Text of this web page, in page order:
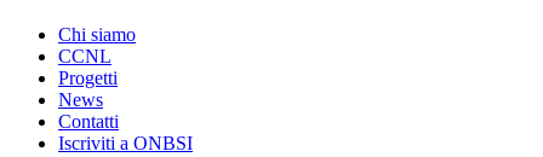
Chi siamo
CCNL
Progetti
News
Contatti
Iscriviti a ONBSI